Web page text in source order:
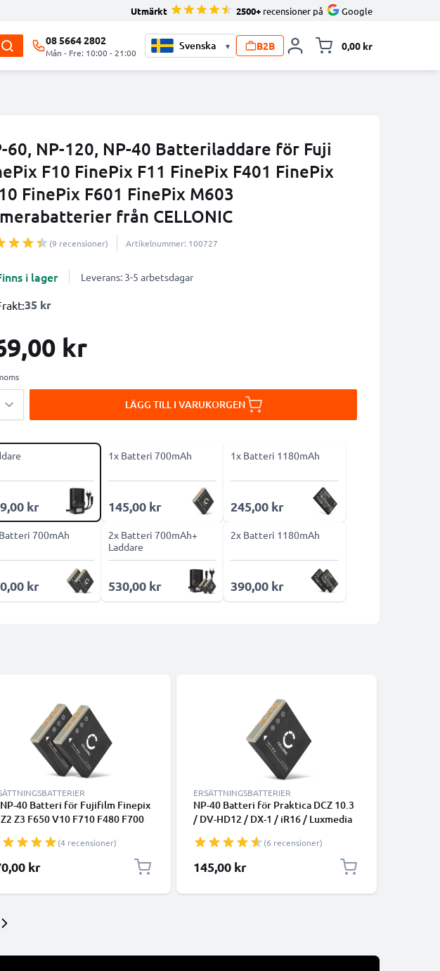
Utmärkt 2500+ recensioner på Google
08 5664 2802
Mån - Fre: 10:00 - 21:00
▾ B2B 0,00 kr
60, NP-120, NP-40 Batteriladdare för Fuji
F10 FinePix F11 FinePix F401 FinePix
FinePix F601 FinePix M603
från CELLONIC
(9 recensioner) Artikelnummer: 100727
i lager Leverans: 3-5 arbetsdagar
35 kr
kr
LÄGG TILL I VARUKORGEN
kr
1x Batteri 700mAh
145,00 kr
1x Batteri 1180mAh
245,00 kr
700mAh
kr
2x Batteri 700mAh+
Laddare
530,00 kr
2x Batteri 1180mAh
390,00 kr
40 Batteri för Fujifilm Finepix
Z3 F650 V10 F710 F480 F700
700mAh Kamera-
med lång
(4 recensioner)
kr
ERSÄTTNINGSBATTERIER
NP-40 Batteri för Praktica DCZ 10.3
/ DV-HD12 / DX-1 / iR16 / Luxmedia
digitalkamera, 700mAh Kamera-
ersättningsbatteri med lång
batteritid
(6 recensioner)
145,00 kr